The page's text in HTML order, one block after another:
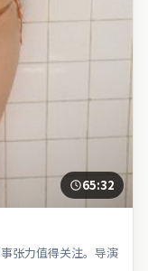
65:32
张力值得关注。导演